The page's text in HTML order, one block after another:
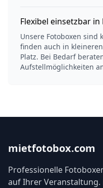
Flexibel einsetzbar
Unsere Fotoboxen sind
finden auch in
Platz. Bei Bedarf
Aufstellmöglichkeiten
mietfotobox.com
Professionelle
auf Ihrer